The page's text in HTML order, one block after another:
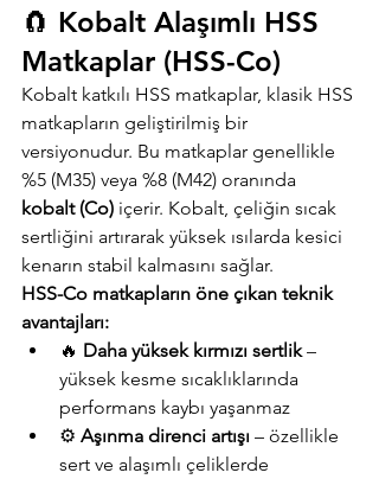
🧲 Kobalt Alaşımlı HSS
Matkaplar (HSS-Co)
Kobalt katkılı HSS matkaplar, klasik HSS
matkapların geliştirilmiş bir
versiyonudur. Bu matkaplar genellikle
%5 (M35) veya %8 (M42) oranında
kobalt (Co) içerir. Kobalt, çeliğin sıcak
sertliğini artırarak yüksek ısılarda kesici
kenarın stabil kalmasını sağlar.
HSS-Co matkapların öne çıkan teknik
avantajları:
🔥 Daha yüksek kırmızı sertlik –
yüksek kesme sıcaklıklarında
performans kaybı yaşanmaz
⚙️ Aşınma direnci artışı – özellikle
sert ve alaşımlı çeliklerde